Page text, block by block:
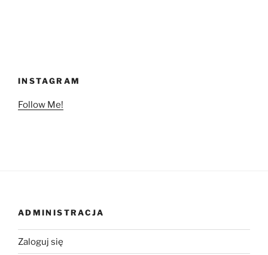
INSTAGRAM
Follow Me!
ADMINISTRACJA
Zaloguj się